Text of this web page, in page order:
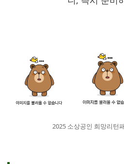
2025 소상공인 희망리턴